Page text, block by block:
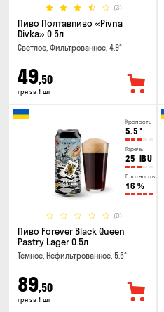
(3)
Пиво Полтавпиво «Pivna
Divka» 0.5л
Светлое, Фильтрованное, 4.9°
49,50
грн за 1 шт
Крепость
5.5 °
Горечь
25 IBU
Плотность
16 %
(0)
Пиво Forever Black Queen
Pastry Lager 0.5л
Темное, Нефильтрованное, 5.5°
89,50
грн за 1 шт